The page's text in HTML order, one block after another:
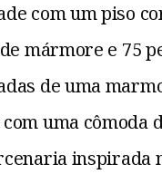
com um piso
mármore e 75
de uma
uma cômoda
inspirada